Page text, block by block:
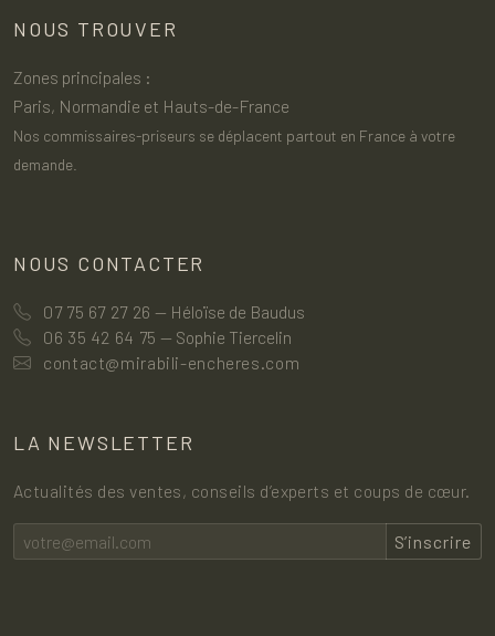
NOUS TROUVER
Zones principales :
Paris, Normandie et Hauts-de-France
Nos commissaires-priseurs se déplacent partout en France à votre
demande.
NOUS CONTACTER
07 75 67 27 26 — Héloïse de Baudus
06 35 42 64 75 — Sophie Tiercelin
contact@mirabili-encheres.com
LA NEWSLETTER
Actualités des ventes, conseils d’experts et coups de cœur.
S’inscrire